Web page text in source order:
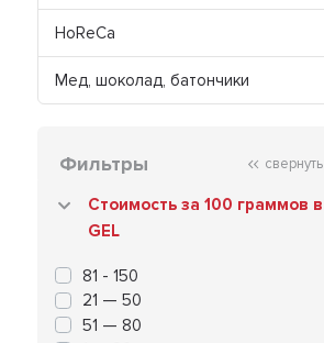
HoReCa
Мед, шоколад, батончики
Фильтры свернуть
Стоимость за 100 граммов в
GEL
81 - 150
21 — 50
51 — 80